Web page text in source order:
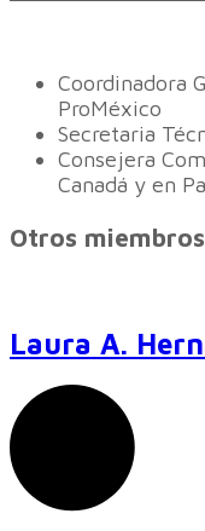
Coordinadora
ProMéxico
Secretaria
Consejera
Canadá y en
Otros miembros
Laura A.